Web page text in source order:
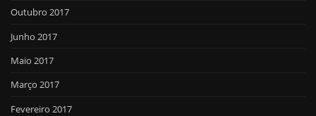
Outubro 2017
Junho 2017
Maio 2017
Março 2017
Fevereiro 2017